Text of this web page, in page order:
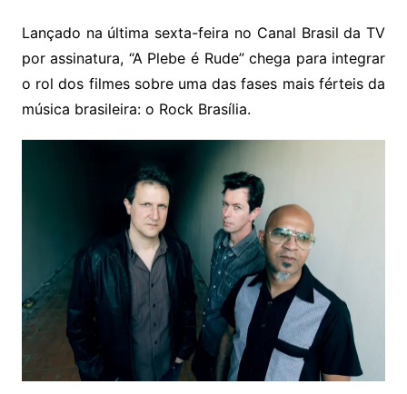
Lançado na última sexta-feira no Canal Brasil da TV
por assinatura, “A Plebe é Rude” chega para integrar
o rol dos filmes sobre uma das fases mais férteis da
música brasileira: o Rock Brasília.